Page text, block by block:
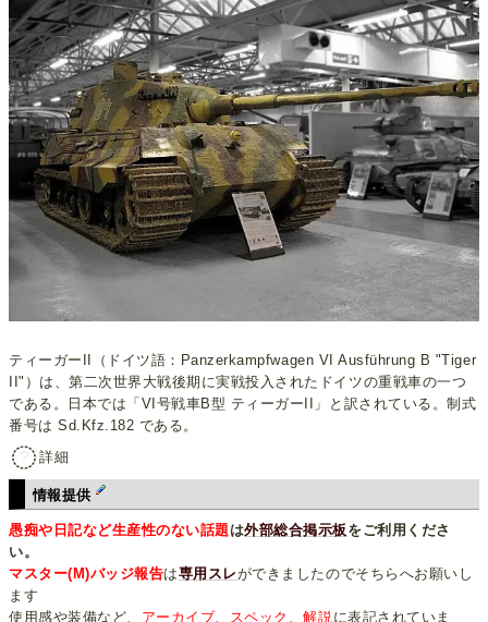
ティーガーII（ドイツ語：Panzerkampfwagen VI Ausführung B "Tiger
II"）は、第二次世界大戦後期に実戦投入されたドイツの重戦車の一つ
である。日本では「VI号戦車B型 ティーガーII」と訳されている。制式
番号は Sd.Kfz.182 である。
詳細
情報提供
愚痴や日記など生産性のない話題 は外部総合掲示板 をご利用くださ
い。
マスター(M)バッジ報告は専用スレができましたのでそちらへお願いし
ます
使用感や装備など、 アーカイブ スペック 、解説 に表記されていま